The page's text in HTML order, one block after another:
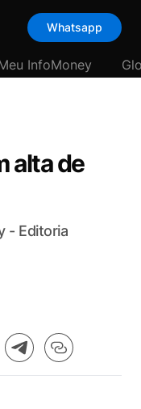
Whatsapp
InfoMoney
alta de
- Editoria